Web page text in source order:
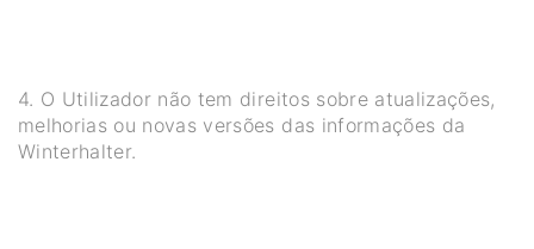
4. O Utilizador não tem direitos sobre atualizações,
melhorias ou novas versões das informações da
Winterhalter.